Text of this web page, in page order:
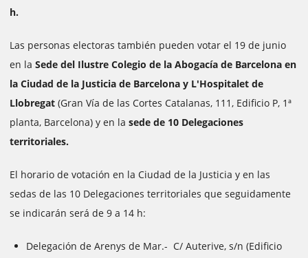
h.
Las personas electoras también pueden votar el 19 de junio
en la Sede del Ilustre Colegio de la Abogacía de Barcelona en
la Ciudad de la Justicia de Barcelona y L'Hospitalet de
Llobregat (Gran Vía de las Cortes Catalanas, 111, Edificio P, 1ª
planta, Barcelona) y en la sede de 10 Delegaciones
territoriales.
El horario de votación en la Ciudad de la Justicia y en las
sedas de las 10 Delegaciones territoriales que seguidamente
se indicarán será de 9 a 14 h:
Delegación de Arenys de Mar.- C/ Auterive, s/n (Edificio